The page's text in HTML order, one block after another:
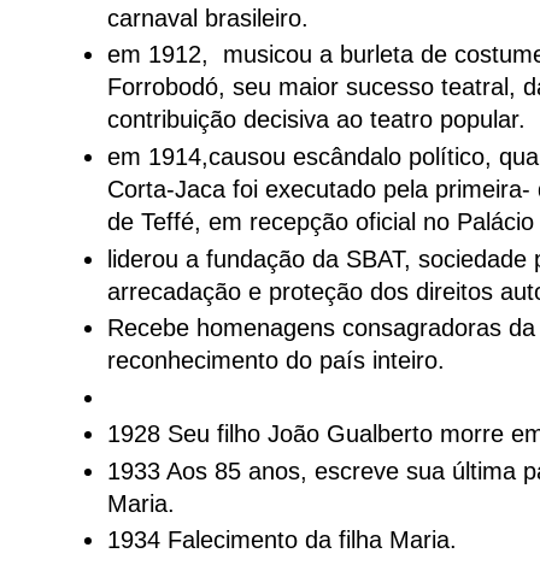
carnaval brasileiro.
em 1912, musicou a burleta de
Forrobodó, seu maior sucesso teatral,
contribuição decisiva ao teatro popular.
em 1914,causou escândalo político,
Corta-Jaca foi executado pela
de Teffé, em recepção oficial no
liderou a fundação da SBAT, sociedade
arrecadação e proteção dos direitos
Recebe homenagens consagradoras
reconhecimento do país inteiro.
1928 Seu filho João Gualberto morre
1933 Aos 85 anos, escreve sua última
Maria.
1934 Falecimento da filha Maria.